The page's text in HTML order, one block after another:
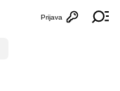
Otvori
Prijava